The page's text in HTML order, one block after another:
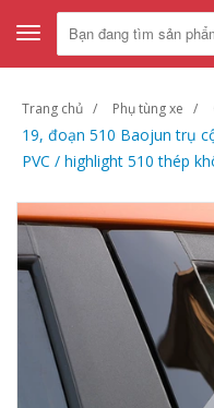
Toggle
navigation
Trang chủ Phụ tùng xe
19, đoạn 510 Baojun trụ
PVC / highlight 510 thép